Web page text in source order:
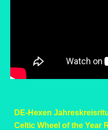
DE-Hexen
Celtic Wheel of the Year